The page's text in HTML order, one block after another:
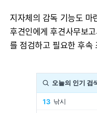
지자체의 감독 기능도 마
후견인에게 후견사무보
를 점검하고 필요한 후속